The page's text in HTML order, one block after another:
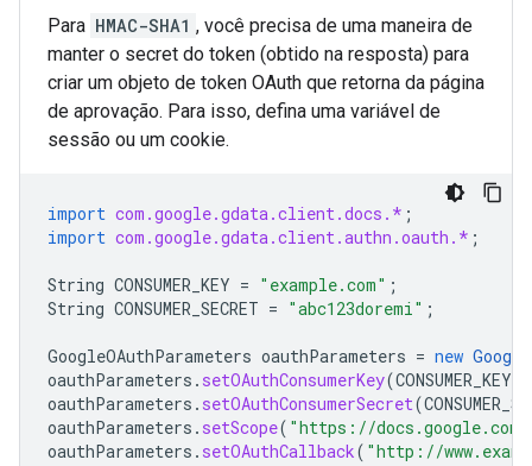
Para HMAC-SHA1 , você precisa de uma maneira de
manter o secret do token (obtido na resposta) para
criar um objeto de token OAuth que retorna da página
de aprovação. Para isso, defina uma variável de
sessão ou um cookie.
import com.google.gdata.client.docs.* ;
import com.google.gdata.client.authn.oauth.* ;
String CONSUMER_KEY = "example.com" ;
String CONSUMER_SECRET = "abc123doremi" ;
GoogleOAuthParameters oauthParameters = new
oauthParameters . setOAuthConsumerKey(CONSUMER_KEY
oauthParameters . setOAuthConsumerSecret(
oauthParameters . setScope( "https://
oauthParameters . setOAuthCallback( "http://